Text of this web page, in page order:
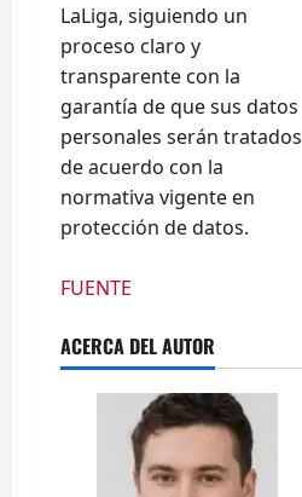
LaLiga, siguiendo un
proceso claro y
transparente con la
garantía de que sus datos
personales serán tratados
de acuerdo con la
normativa vigente en
protección de datos.
FUENTE
ACERCA DEL AUTOR